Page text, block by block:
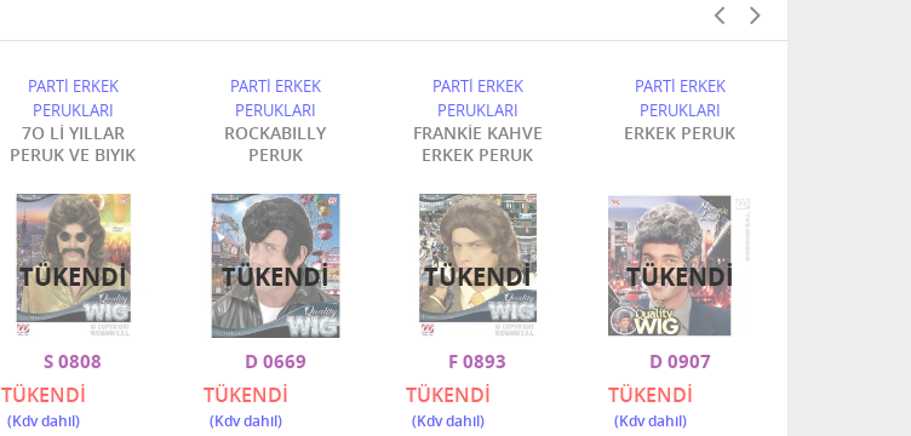
PARTİ ERKEK
PERUKLARI
7O Lİ YILLAR
PERUK VE BIYIK
S 0808
TÜKENDİ
TÜKENDI
PARTİ ERKEK
PERUKLARI
ROCKABILLY
PERUK
D 0669
TÜKENDİ
TÜKENDI
PARTİ ERKEK
PERUKLARI
FRANKİE KAHVE
ERKEK PERUK
F 0893
TÜKENDİ
TÜKENDI
PARTİ ERKEK
PERUKLARI
ERKEK PERUK
D 0907
TÜKENDİ
TÜKENDI